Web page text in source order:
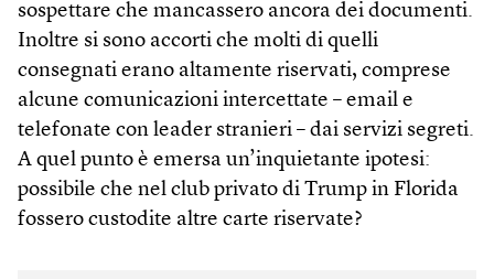
sospettare che mancassero ancora dei documenti.
Inoltre si sono accorti che molti di quelli
consegnati erano altamente riservati, comprese
alcune comunicazioni intercettate – email e
telefonate con leader stranieri – dai servizi segreti.
A quel punto è emersa un’inquietante ipotesi:
possibile che nel club privato di Trump in Florida
fossero custodite altre carte riservate?